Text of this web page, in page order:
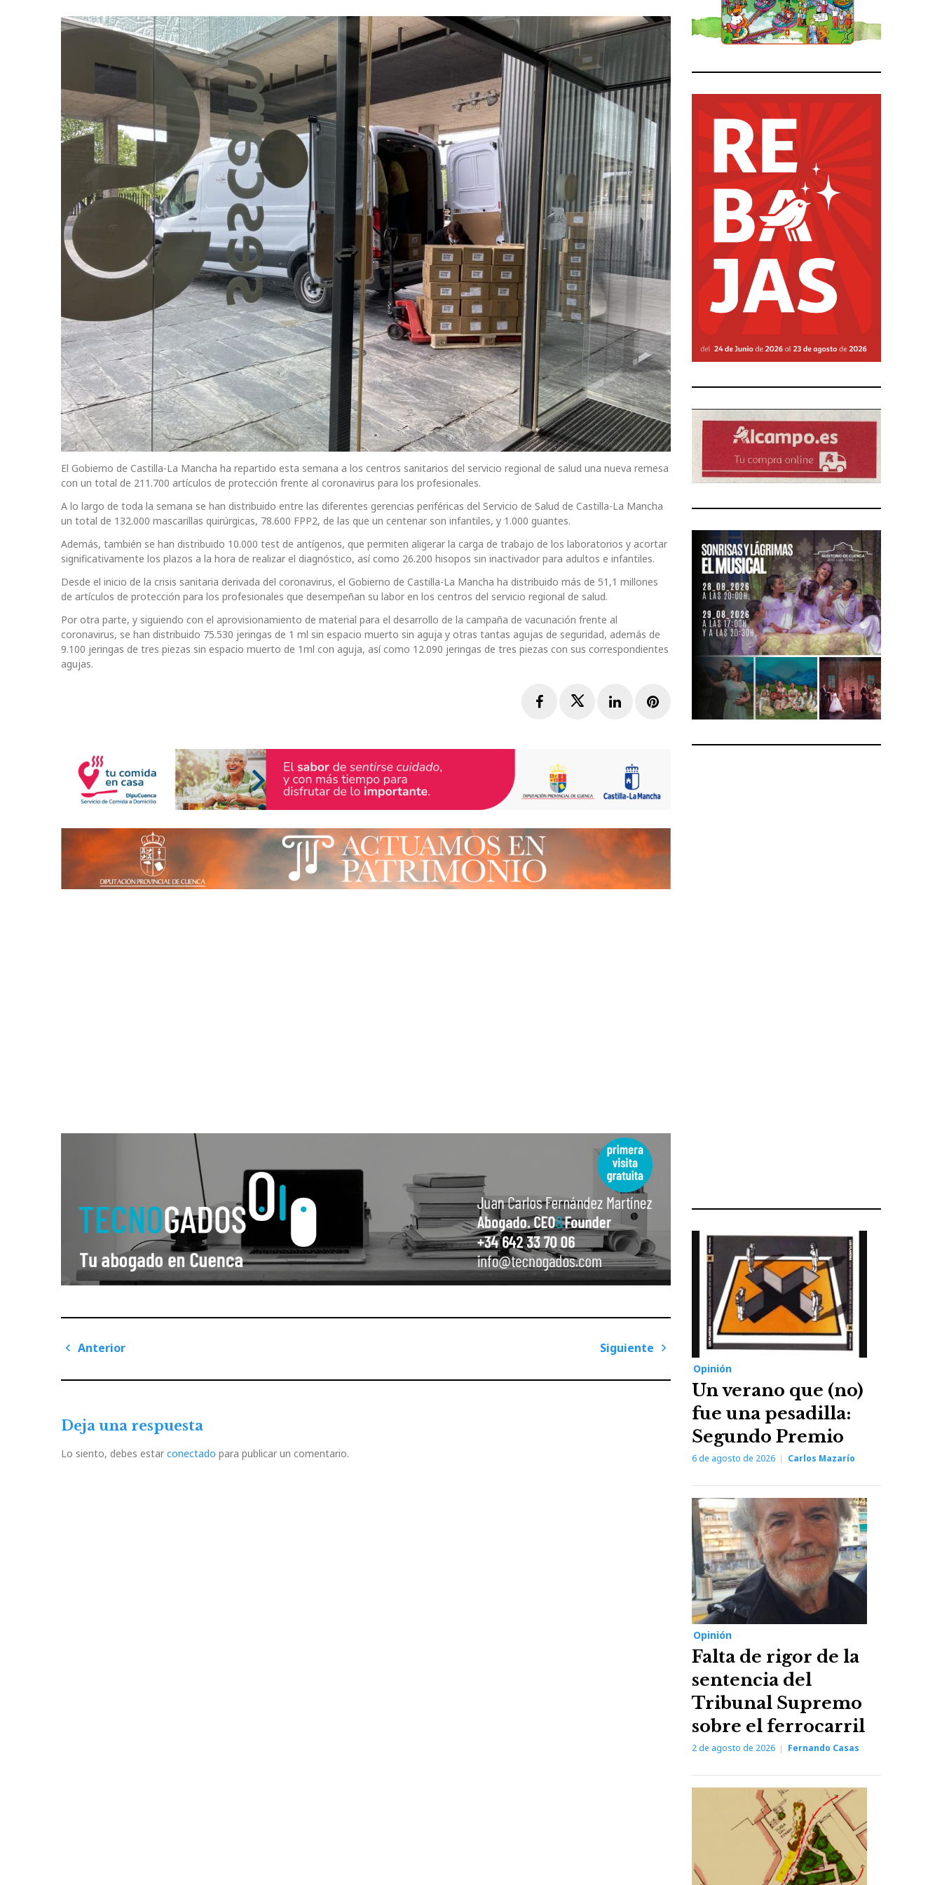
El Gobierno de Castilla-La Mancha ha repartido esta semana a los centros sanitarios del servicio regional de salud una nueva remesa
con un total de 211.700 artículos de protección frente al coronavirus para los profesionales.
A lo largo de toda la semana se han distribuido entre las diferentes gerencias periféricas del Servicio de Salud de Castilla-La Mancha
un total de 132.000 mascarillas quirúrgicas, 78.600 FPP2, de las que un centenar son infantiles, y 1.000 guantes.
Además, también se han distribuido 10.000 test de antígenos, que permiten aligerar la carga de trabajo de los laboratorios y acortar
significativamente los plazos a la hora de realizar el diagnóstico, así como 26.200 hisopos sin inactivador para adultos e infantiles.
Desde el inicio de la crisis sanitaria derivada del coronavirus, el Gobierno de Castilla-La Mancha ha distribuido más de 51,1 millones
de artículos de protección para los profesionales que desempeñan su labor en los centros del servicio regional de salud.
Por otra parte, y siguiendo con el aprovisionamiento de material para el desarrollo de la campaña de vacunación frente al
coronavirus, se han distribuido 75.530 jeringas de 1 ml sin espacio muerto sin aguja y otras tantas agujas de seguridad, además de
9.100 jeringas de tres piezas sin espacio muerto de 1ml con aguja, así como 12.090 jeringas de tres piezas con sus correspondientes
agujas.
FacebookTwitterLinkedInPinterest
Navegación
de
Anterior
Siguiente
Deja una respuesta
Lo siento, debes estar conectado para publicar un comentario.
Opinión
Un verano que (no)
fue una pesadilla:
Segundo Premio
6 de agosto de 2026 Carlos Mazarío
Opinión
Falta de rigor de la
sentencia del
Tribunal Supremo
sobre el ferrocarril
2 de agosto de 2026 Fernando Casas